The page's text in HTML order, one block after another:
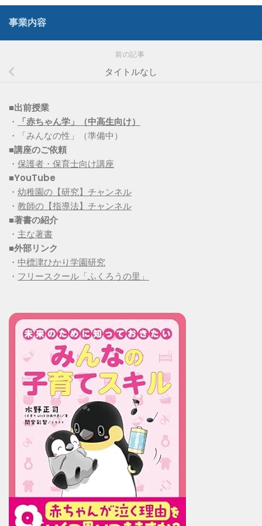
事業内容
前の記事
タイトルなし
■出前授業
・
「赤ちゃん学」（中高生向け）
・「みんなの性」（準備中）
■講座のご依頼
・ 保護者・保育士向け講座
■YouTube
・ 幼稚園の【研究】チャンネル
・ 教師の【指導法】チャンネル
■著書の紹介
・ 主な著書
■外部リンク
・ 中標津ひかり学園研究
・ フリースクール「ふくろうの里」